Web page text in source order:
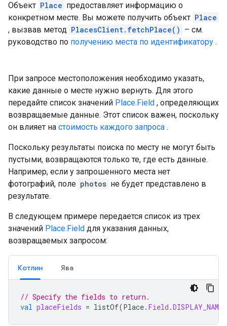
Объект Place предоставляет информацию о
конкретном месте. Вы можете получить объект Place
, вызвав метод PlacesClient.fetchPlace() – см.
руководство по получению места по идентификатору .
При запросе местоположения необходимо указать,
какие данные о месте нужно вернуть. Для этого
передайте список значений Place.Field , определяющих
возвращаемые данные. Этот список важен, поскольку
он влияет на стоимость каждого запроса .
Поскольку результаты поиска по месту не могут быть
пустыми, возвращаются только те, где есть данные.
Например, если у запрошенного места нет
фотографий, поле photos не будет представлено в
результате.
В следующем примере передается список из трех
значений Place.Field для указания данных,
возвращаемых запросом:
Котлин Ява
// Specify the fields to return.
val placeFields = listOf(Place. Field .DISPLAY_NAME